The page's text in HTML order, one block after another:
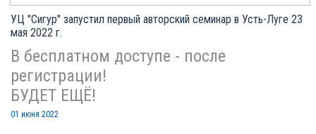
УЦ "Сигур" запустил первый авторский семинар в Усть-Луге 23
мая 2022 г.
В бесплатном доступе - после
регистрации!
БУДЕТ ЕЩЁ!
01 июня 2022